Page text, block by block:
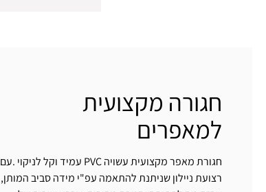
חגורה מקצועית
למאפרים
חגורת מאפר מקצועית עשויה PVC עמיד וקל לניקוי .עם
רצועת ניילון שניתנת להתאמה עפ"י מידה סביב המותן,